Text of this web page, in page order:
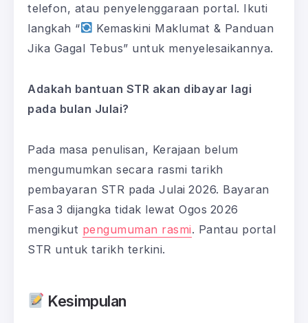
telefon, atau penyelenggaraan portal. Ikuti
langkah “
Kemaskini Maklumat & Panduan
Jika Gagal Tebus” untuk menyelesaikannya.
Adakah bantuan STR akan dibayar lagi
pada bulan Julai?
Pada masa penulisan, Kerajaan belum
mengumumkan secara rasmi tarikh
pembayaran STR pada Julai 2026. Bayaran
Fasa 3 dijangka tidak lewat Ogos 2026
mengikut pengumuman rasmi. Pantau portal
STR untuk tarikh terkini.
Kesimpulan